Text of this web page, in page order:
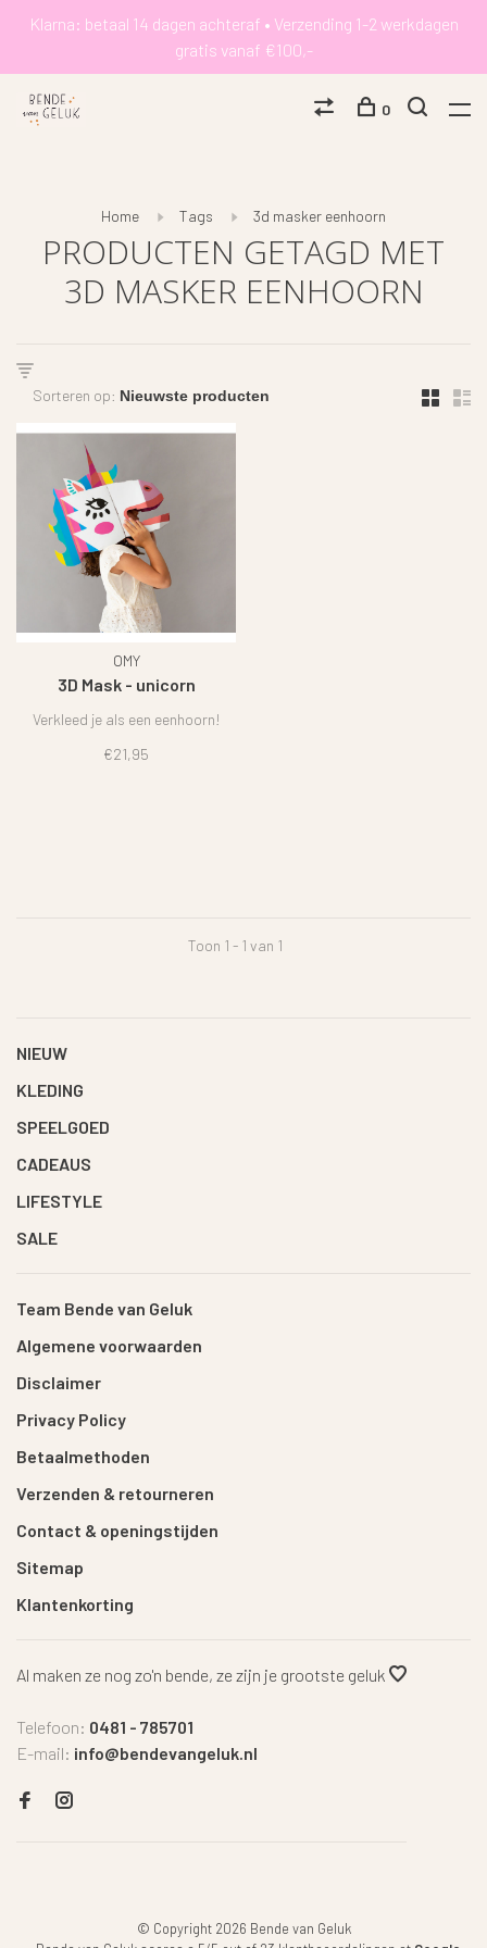
Klarna: betaal 14 dagen achteraf • Verzending 1-2 werkdagen
gratis vanaf €100,-
0
Home Tags 3d masker eenhoorn
PRODUCTEN GETAGD MET
3D MASKER EENHOORN
Sorteren op:
OMY
3D Mask - unicorn
Verkleed je als een eenhoorn!
€21,95
Toon 1 - 1 van 1
NIEUW
KLEDING
SPEELGOED
CADEAUS
LIFESTYLE
SALE
Team Bende van Geluk
Algemene voorwaarden
Disclaimer
Privacy Policy
Betaalmethoden
Verzenden & retourneren
Contact & openingstijden
Sitemap
Klantenkorting
Al maken ze nog zo'n bende, ze zijn je grootste geluk
Telefoon: 0481 - 785701
E-mail: info@bendevangeluk.nl
© Copyright 2026 Bende van Geluk